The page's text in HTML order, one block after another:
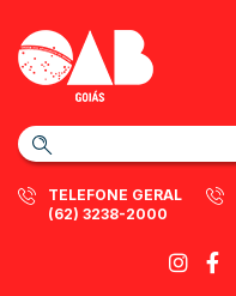
TELEFONE GERAL
(62) 3238-2000